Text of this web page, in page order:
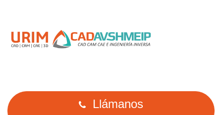
Llámanos